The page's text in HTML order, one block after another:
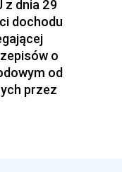
z dnia 29
dochodu
o
od
przez